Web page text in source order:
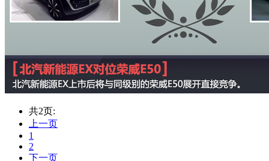
共2页:
上一页
1
2
下一页